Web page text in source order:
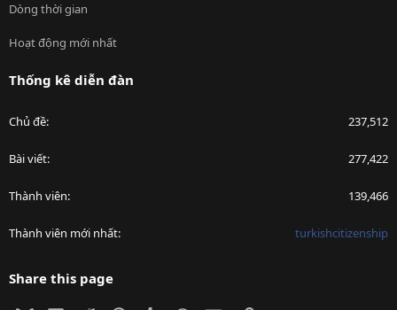
Dòng thời gian
Hoạt động mới nhất
Thống kê diễn đàn
Chủ đề 237,512
Bài viết 277,422
Thành viên 139,466
Thành viên mới nhất turkishcitizenship
Share this page